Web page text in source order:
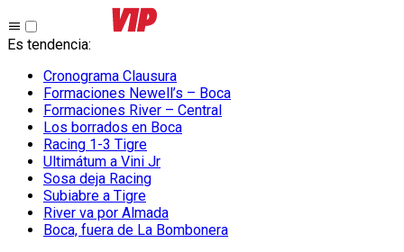
Es tendencia:
Cronograma Clausura
Formaciones Newell’s – Boca
Formaciones River – Central
Los borrados en Boca
Racing 1-3 Tigre
Ultimátum a Vini Jr
Sosa deja Racing
Subiabre a Tigre
River va por Almada
Boca, fuera de La Bombonera